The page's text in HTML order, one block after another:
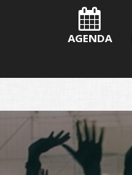
AGENDA